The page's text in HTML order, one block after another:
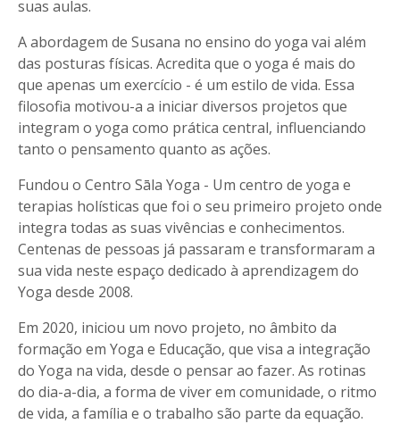
suas aulas.
A abordagem de Susana no ensino do yoga vai além
das posturas físicas. Acredita que o yoga é mais do
que apenas um exercício - é um estilo de vida. Essa
filosofia motivou-a a iniciar diversos projetos que
integram o yoga como prática central, influenciando
tanto o pensamento quanto as ações.
Fundou o Centro Sāla Yoga - Um centro de yoga e
terapias holísticas que foi o seu primeiro projeto onde
integra todas as suas vivências e conhecimentos.
Centenas de pessoas já passaram e transformaram a
sua vida neste espaço dedicado à aprendizagem do
Yoga desde 2008.
Em 2020, iniciou um novo projeto, no âmbito da
formação em Yoga e Educação, que visa a integração
do Yoga na vida, desde o pensar ao fazer. As rotinas
do dia-a-dia, a forma de viver em comunidade, o ritmo
de vida, a família e o trabalho são parte da equação.